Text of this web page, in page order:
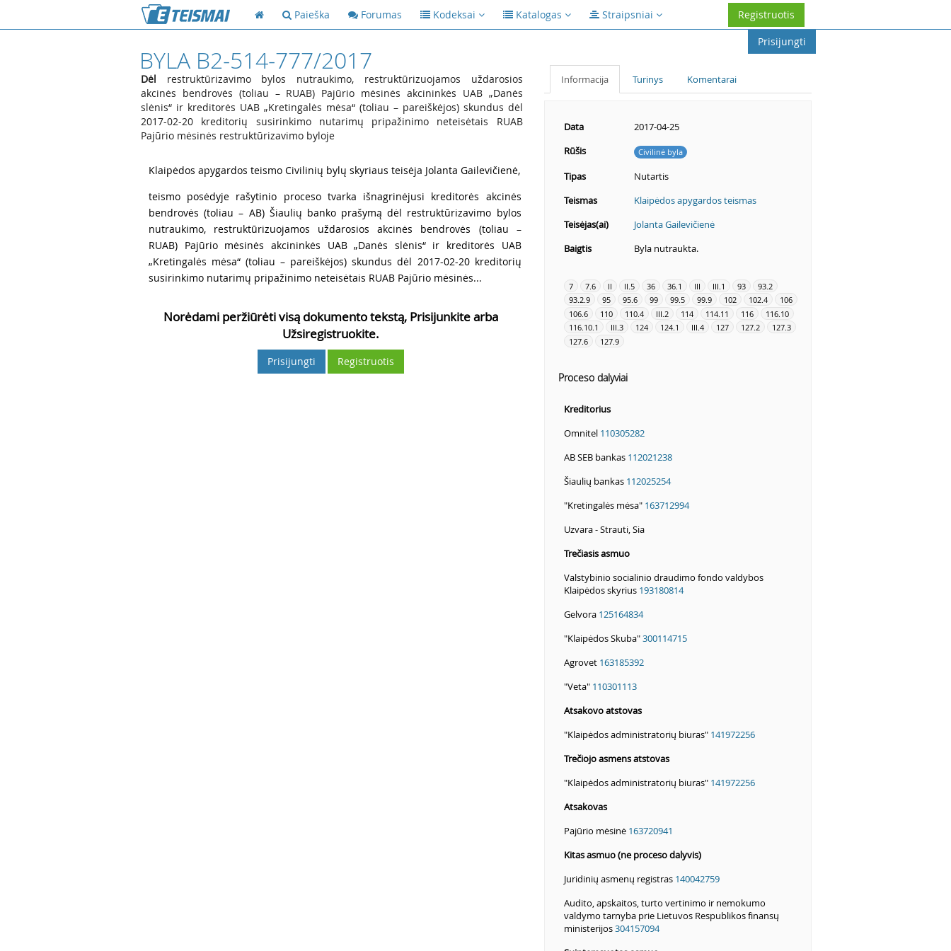
Paieška Forumas Kodeksai Katalogas Straipsniai
Registruotis
Prisijungti
BYLA B2-514-777/2017
Dėl restruktūrizavimo bylos nutraukimo, restruktūrizuojamos uždarosios
akcinės bendrovės (toliau – RUAB) Pajūrio mėsinės akcininkės UAB „Danės
slėnis“ ir kreditorės UAB „Kretingalės mėsa“ (toliau – pareiškėjos) skundus dėl
2017-02-20 kreditorių susirinkimo nutarimų pripažinimo neteisėtais RUAB
Pajūrio mėsinės restruktūrizavimo byloje
Klaipėdos apygardos teismo Civilinių bylų skyriaus teisėja Jolanta Gailevičienė,
teismo posėdyje rašytinio proceso tvarka išnagrinėjusi kreditorės akcinės
bendrovės (toliau – AB) Šiaulių banko prašymą dėl restruktūrizavimo bylos
nutraukimo, restruktūrizuojamos uždarosios akcinės bendrovės (toliau –
RUAB) Pajūrio mėsinės akcininkės UAB „Danės slėnis“ ir kreditorės UAB
„Kretingalės mėsa“ (toliau – pareiškėjos) skundus dėl 2017-02-20 kreditorių
susirinkimo nutarimų pripažinimo neteisėtais RUAB Pajūrio mėsinės...
Norėdami peržiūrėti visą dokumento tekstą, Prisijunkite arba
Užsiregistruokite.
Prisijungti Registruotis
Informacija Turinys Komentarai
Data
2017-04-25
Rūšis
Civilinė byla
Tipas
Nutartis
Teismas
Klaipėdos apygardos teismas
Teisėjas(ai)
Jolanta Gailevičienė
Baigtis
Byla nutraukta.
7 7.6 II II.5 36 36.1 III III.1 93
93.2
93.2.9
95 95.6 99 99.5 99.9 102 102.4
106
106.6
110 110.4 III.2 114 114.11 116
116.10
116.10.1
III.3 124 124.1 III.4 127 127.2
127.3
127.6
127.9
Proceso dalyviai
Kreditorius
Omnitel 110305282
AB SEB bankas 112021238
Šiaulių bankas 112025254
"Kretingalės mėsa" 163712994
Uzvara - Strauti, Sia
Trečiasis asmuo
Valstybinio socialinio draudimo fondo valdybos
Klaipėdos skyrius 193180814
Gelvora 125164834
"Klaipėdos Skuba"300114715
Agrovet 163185392
"Veta" 110301113
Atsakovo atstovas
"Klaipėdos administratorių biuras" 141972256
Trečiojo asmens atstovas
"Klaipėdos administratorių biuras" 141972256
Atsakovas
Pajūrio mėsinė 163720941
Kitas asmuo (ne proceso dalyvis)
Juridinių asmenų registras 140042759
Audito, apskaitos, turto vertinimo ir nemokumo
valdymo tarnyba prie Lietuvos Respublikos finansų
ministerijos304157094